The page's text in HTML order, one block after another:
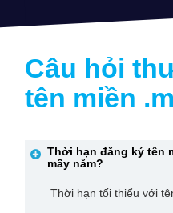
Câu hỏi
tên miền
Thời hạn đăng ký tên
mấy năm?
Thời hạn tối thiểu với